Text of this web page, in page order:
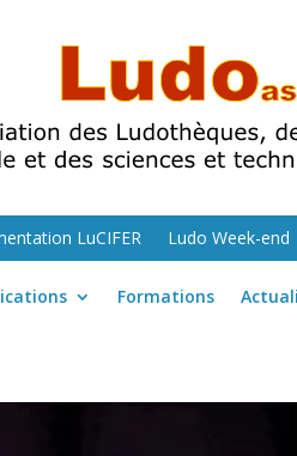
LuCIFER Ludo Week-end
Formations